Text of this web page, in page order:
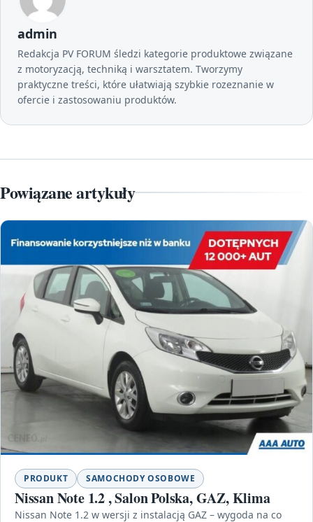
admin
Redakcja PV FORUM śledzi kategorie produktowe związane
z motoryzacją, techniką i warsztatem. Tworzymy
praktyczne treści, które ułatwiają szybkie rozeznanie w
ofercie i zastosowaniu produktów.
Powiązane artykuły
PRODUKT SAMOCHODY OSOBOWE
Nissan Note 1.2 , Salon Polska, GAZ, Klima
Nissan Note 1.2 w wersji z instalacją GAZ – wygoda na co